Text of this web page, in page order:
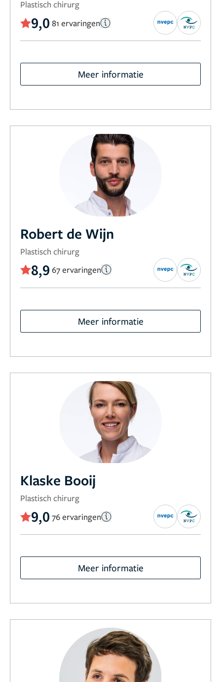
Plastisch chirurg
9,0 81 ervaringen
Meer informatie
Robert de Wijn
Plastisch chirurg
8,9 67 ervaringen
Meer informatie
Klaske Booij
Plastisch chirurg
9,0 76 ervaringen
Meer informatie